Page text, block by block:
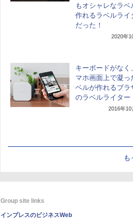
もオシャレなラベ
作れるラベルライ
だった！
2020年
キーボードがなく
マホ画面上で凝っ
ベルが作れるブラ
のラベルライター
2016年10
も
Group site links
インプレスのビジネスWeb